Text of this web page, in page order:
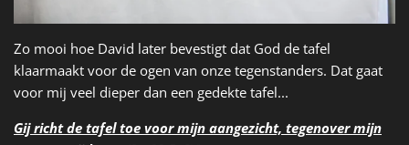
Zo mooi hoe David later bevestigt dat God de tafel
klaarmaakt voor de ogen van onze tegenstanders. Dat gaat
voor mij veel dieper dan een gedekte tafel...
Gij richt de tafel toe voor mijn aangezicht, tegenover mijn